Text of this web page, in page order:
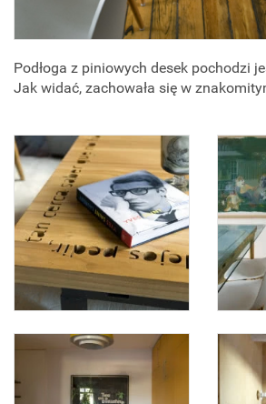
Podłoga z piniowych desek pochodzi
Jak widać, zachowała się w